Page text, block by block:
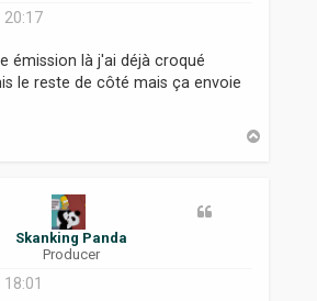
20:17
émission là j'ai déjà croqué
le reste de côté mais ça envoie
Skanking Panda
Producer